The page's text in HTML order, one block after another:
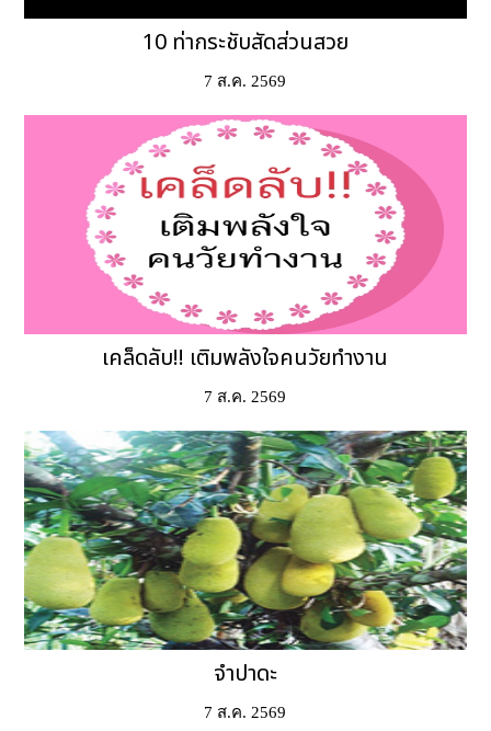
10 ท่ากระชับสัดส่วนสวย
7 ส.ค. 2569
เคล็ดลับ!! เติมพลังใจคนวัยทำงาน
7 ส.ค. 2569
จำปาดะ
7 ส.ค. 2569